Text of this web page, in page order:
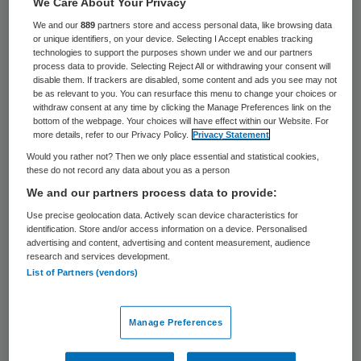
De Zeeuwse ziekenhuizen ZorgSaam
Zeeuws-Vlaanderen en het Admiraal De
Ruyter Ziekenhuis (ADRZ) willen hun
afdelingen voor hartzorg samenvoegen tot
één Platform Cardiologie Zeeland. Zij hopen
dit voor het eind van 2013 te realiseren. Dat
meldt regiodagblad PZC.
Toekomst zorg Zeeland
Dit heeft Philip Rademaker, cardioloog van
Centum Zeeland in Middelburg gezegd
tijdens het symposium over de
van de zorg in Zeeland
.
We and our889 partners store and access personal data, like browsing data
or unique identifiers, on your device. Selecting I Accept enables tracking
technologies to support the purposes shown under we and our partners
process data to provide. Selecting Reject All or withdrawing your consent will
disable them. If trackers are disabled, some content and ads you see may not
be as relevant to you. You can resurface this menu to change your choices or
withdraw consent at any time by clicking the Manage Preferences link on the
bottom of the webpage. Your choices will have effect within our Website. For
more details, refer to our Privacy Policy.
Privacy Statement
Would you rather not? Then we only place essential and statistical cookies,
these do not record any data about you as a person
We and our partners process data to provide:
Use precise geolocation data. Actively scan device characteristics for
identification. Store and/or access information on a device. Personalised
advertising and content, advertising and content measurement, audience
research and services development.
List of Partners (vendors)
Manage Preferences